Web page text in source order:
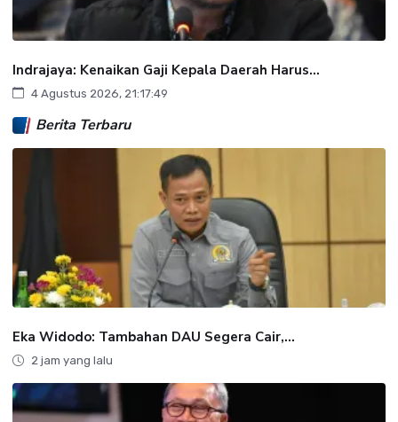
Indrajaya: Kenaikan Gaji Kepala Daerah Harus...
4 Agustus 2026, 21:17:49
Berita Terbaru
Eka Widodo: Tambahan DAU Segera Cair,...
2 jam yang lalu